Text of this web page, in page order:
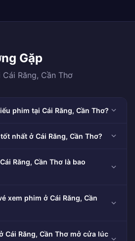
Gặp
Răng, Cần Thơ
phim tại Cái Răng, Cần Thơ?
nhất ở Cái Răng, Cần Thơ?
Răng, Cần Thơ là bao
xem phim ở Cái Răng, Cần
Cái Răng, Cần Thơ mở cửa lúc